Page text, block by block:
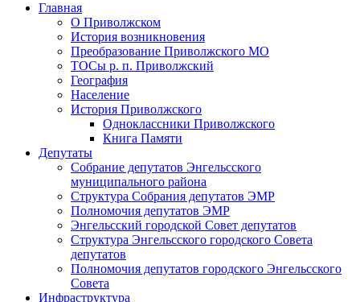
Главная
О Приволжском
История возникновения
Преобразование Приволжского МО
ТОСы р. п. Приволжский
География
Население
История Приволжского
Одноклассники Приволжского
Книга Памяти
Депутаты
Собрание депутатов Энгельсского
муниципального района
Структура Собрания депутатов ЭМР
Полномочия депутатов ЭМР
Энгельсский городской Совет депутатов
Структура Энгельсского городского Совета
депутатов
Полномочия депутатов городского Энгельсского
Совета
Инфраструктура